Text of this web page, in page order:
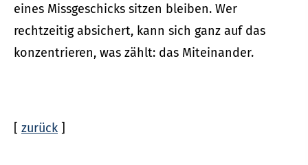
eines Missgeschicks sitzen bleiben. Wer
rechtzeitig absichert, kann sich ganz auf das
konzentrieren, was zählt: das Miteinander.
[ zurück ]